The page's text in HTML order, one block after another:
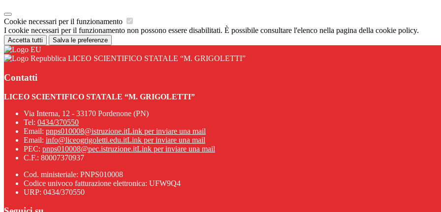
Cookie necessari per il funzionamento
I cookie necessari per il funzionamento non possono essere disabilitati. È possibile consultare l'elenco nella pagina della cookie policy.
Accetta tutti Salva le preferenze
LICEO SCIENTIFICO STATALE “M. GRIGOLETTI”
Contatti
LICEO SCIENTIFICO STATALE “M. GRIGOLETTI”
Via Interna, 12 - 33170 Pordenone (PN)
Tel: 0434/370550
Email: pnps010008@istruzione.itLink per inviare una mail
Email: info@liceogrigoletti.edu.itLink per inviare una mail
PEC: pnps010008@pec.istruzione.itLink per inviare una mail
C.F.: 80007370937
Cod. ministeriale: PNPS010008
Codice univoco fatturazione elettronica: UFW9Q4
URP: 0434/370550